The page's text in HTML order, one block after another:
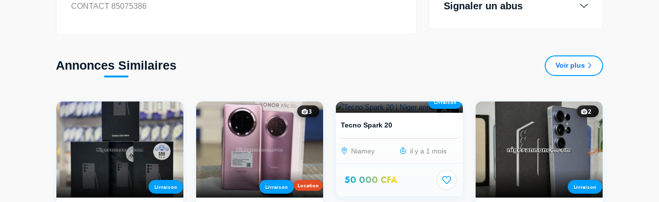
CONTACT 85075386 Signaler un abus
Annonces Similaires Voir plus
Livraison
3
Location
Livraison
4
Livraison
Tecno Spark 20
Niamey il y a 1 mois
50 000 CFA
2
Livraison